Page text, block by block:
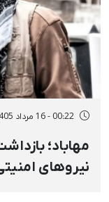
00:22 - 16 مرداد 1405
مهاباد؛
نیروهای